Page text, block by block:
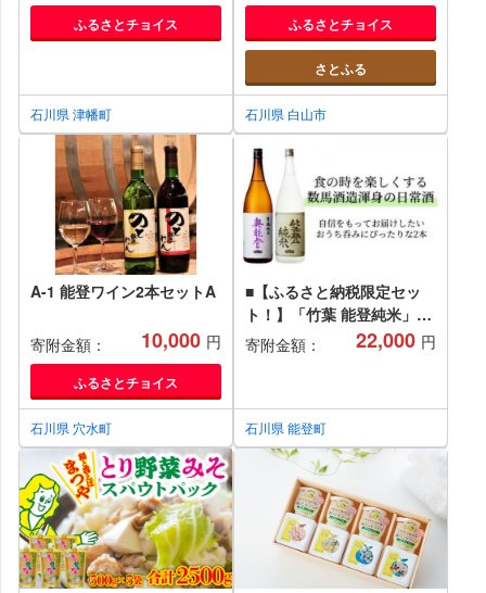
ふるさとチョイス
石川県 津幡町
ふるさとチョイス
さとふる
石川県 白山市
A-1 能登ワイン2本セットA
寄附金額： 10,000 円
ふるさとチョイス
石川県 穴水町
■【ふるさと納税限定セッ
ト！】「竹葉 能登純米」
「竹葉生酛純米奥能登」
1.8L×2本セット【会員限定
寄附金額： 22,000 円
石川県 能登町